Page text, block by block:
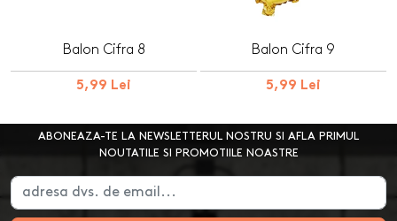
Balon Cifra 8
5,99 Lei
Balon Cifra 9
5,99 Lei
ABONEAZA-TE LA NEWSLETTERUL NOSTRU SI AFLA PRIMUL
NOUTATILE SI PROMOTIILE NOASTRE